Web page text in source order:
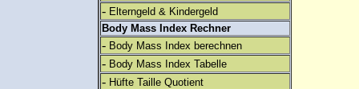
- Elterngeld & Kindergeld
Body Mass Index Rechner
- Body Mass Index berechnen
- Body Mass Index Tabelle
- Hüfte Taille Quotient